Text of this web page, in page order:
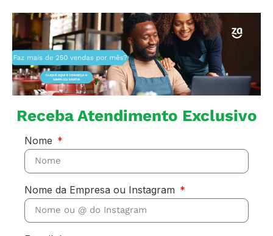
Receba Atendimento Exclusivo
Nome
Nome da Empresa ou Instagram